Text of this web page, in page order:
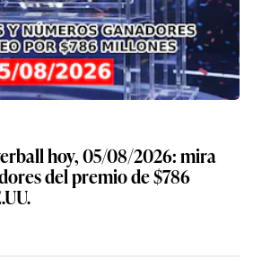
hoy, 05/08/2026: mira
del premio de $786